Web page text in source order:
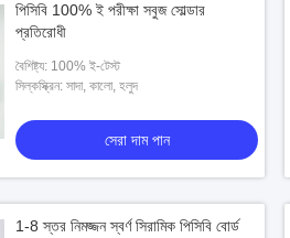
পিসিবি 100% ই পরীক্ষা সবুজ সোল্ডার
প্রতিরোধী
বৈশিষ্ট্য: 100% ই-টেস্ট
সিল্কস্ক্রিন: সাদা, কালো, হলুদ
সেরা দাম পান
1-8 স্তর নিমজ্জন স্বর্ণ সিরামিক পিসিবি বোর্ড